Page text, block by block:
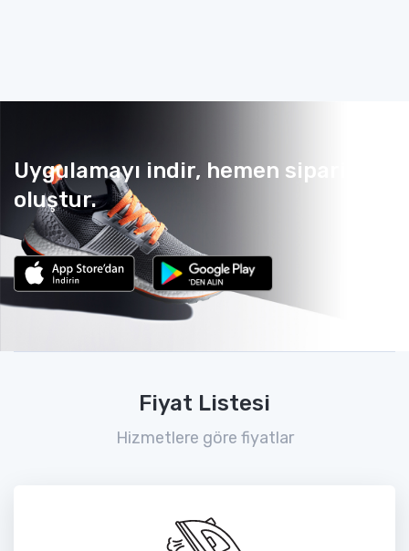
Uygulamayı indir, hemen sipariş
oluştur.
Fiyat Listesi
Hizmetlere göre fiyatlar